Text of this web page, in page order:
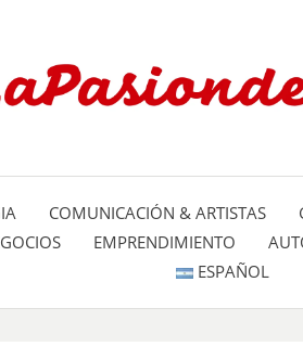
COMUNICACIÓN & ARTISTAS
EMPRENDIMIENTO
ESPAÑOL